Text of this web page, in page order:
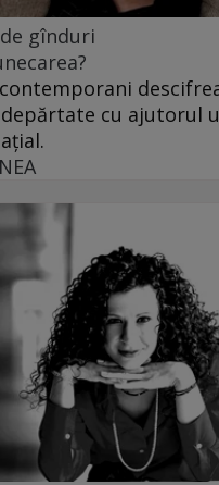
gînduri
cu ajutorul